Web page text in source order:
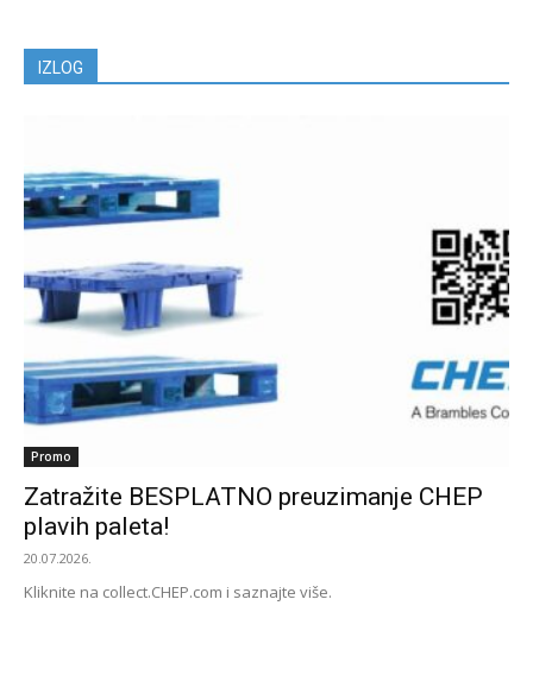
IZLOG
Promo
Zatražite BESPLATNO preuzimanje CHEP
plavih paleta!
20.07.2026.
Kliknite na collect.CHEP.com i saznajte više.